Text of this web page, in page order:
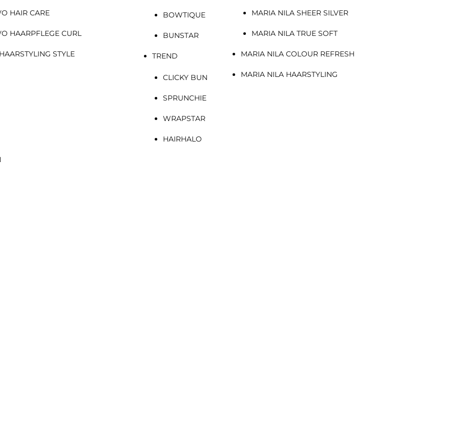
HAIR CARE
HAARPFLEGE CURL
STYLE
BOWTIQUE
BUNSTAR
TREND
CLICKY BUN
SPRUNCHIE
WRAPSTAR
HAIRHALO
MARIA NILA SHEER SILVER
MARIA NILA TRUE SOFT
MARIA NILA COLOUR REFRESH
MARIA NILA HAARSTYLING